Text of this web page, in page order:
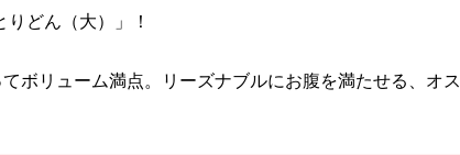
どん（大）」！
ボリューム満点。リーズナブルにお腹を満たせる、オス